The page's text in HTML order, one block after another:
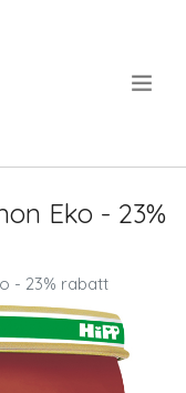
Eko - 23%
- 23% rabatt